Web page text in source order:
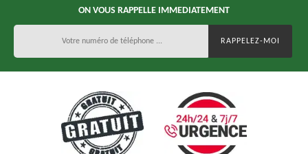
ON VOUS RAPPELLE IMMEDIATEMENT